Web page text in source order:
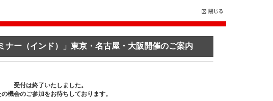
ナー（インド）」東京・名古屋・大阪開催のご案内
受付は終了いたしました。
の機会のご参加をお待ちしております。